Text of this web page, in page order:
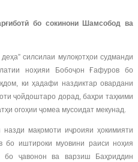
бо сокинони Шамсобод ва
силсилаи мулоқотҳои судманди
ноҳияи Бобоҷон Ғафуров бо
ки ҳадафи наздиктар овардани
ҷойдоштаро дорад, баҳри таҳкими
огоҳии ҷомеа мусоидат мекунад.
мақомоти иҷроияи ҳокимияти
бо иштироки муовини раиси ноҳия
ҷавонон ва варзиш Баҳриддин